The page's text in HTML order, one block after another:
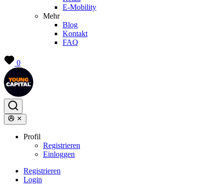
E-Mobility
Mehr
Blog
Kontakt
FAQ
0
Profil
Registrieren
Einloggen
Registrieren
Login